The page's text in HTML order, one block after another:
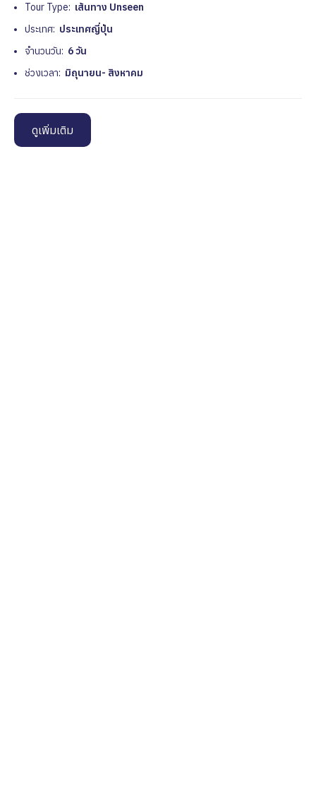
Tour Type: เส้นทาง Unseen
ประเทศ: ประเทศญี่ปุ่น
จำนวนวัน: 6 วัน
ช่วงเวลา: มิถุนายน- สิงหาคม
ดูเพิ่มเติม